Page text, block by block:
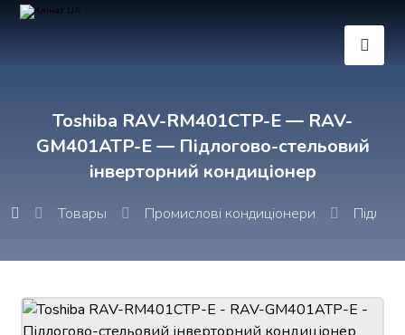
Toshiba RAV-RM401CTP-E — RAV-
GM401ATP-E — Підлогово-стельовий
інверторний кондиціонер
Товары Промислові кондиціонери